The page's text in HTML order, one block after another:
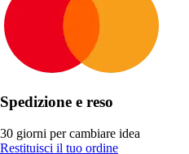
Spedizione e reso
30 giorni per cambiare idea
Restituisci il tuo ordine